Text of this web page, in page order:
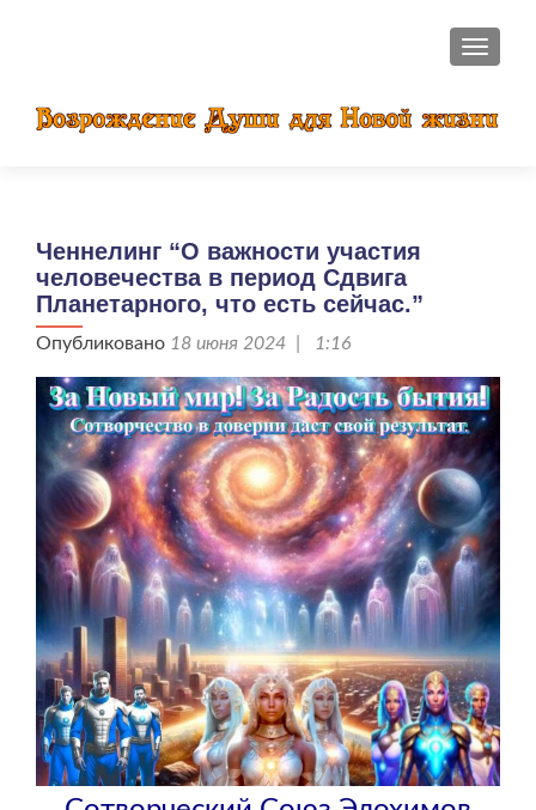
Ченнелинг “О важности участия
человечества в период Сдвига
Планетарного, что есть сейчас.”
Опубликовано 18 июня 2024 | 1:16